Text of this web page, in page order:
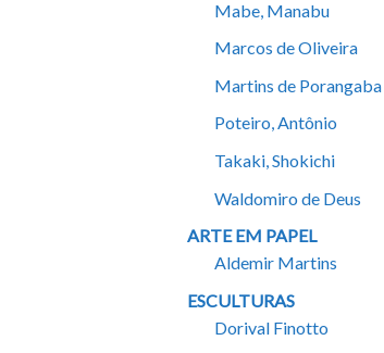
Mabe, Manabu
Marcos de Oliveira
Martins de Porangaba
Poteiro, Antônio
Takaki, Shokichi
Waldomiro de Deus
ARTE EM PAPEL
Aldemir Martins
ESCULTURAS
Dorival Finotto